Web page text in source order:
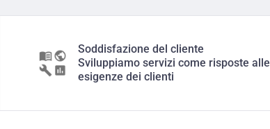
Soddisfazione del cliente
Sviluppiamo servizi come risposte alle
esigenze dei clienti